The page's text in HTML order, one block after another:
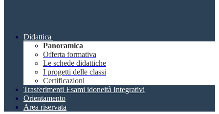
Didattica
Panoramica
Offerta formativa
Le schede didattiche
I progetti delle classi
Certificazioni
Trasferimenti Esami idoneità Integrativi
Orientamento
Area riservata